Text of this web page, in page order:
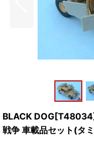
BLACK
戦争 車載品セット(タ